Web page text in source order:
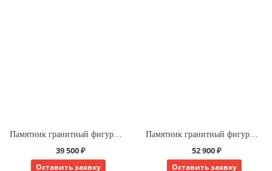
Памятник гранитный фигурный волна крест
39 500 ₽
Оставить заявку
Памятник гранитный фигурный дева в овале
52 900 ₽
Оставить заявку